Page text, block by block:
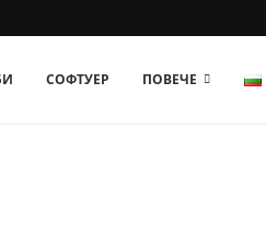
СОФТУЕР ПОВЕЧЕ